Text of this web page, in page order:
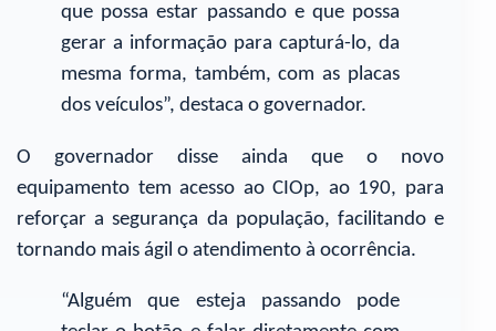
que possa estar passando e que possa
gerar a informação para capturá-lo, da
mesma forma, também, com as placas
dos veículos”, destaca o governador.
O governador disse ainda que o novo
equipamento tem acesso ao CIOp, ao 190, para
reforçar a segurança da população, facilitando e
tornando mais ágil o atendimento à ocorrência.
“Alguém que esteja passando pode